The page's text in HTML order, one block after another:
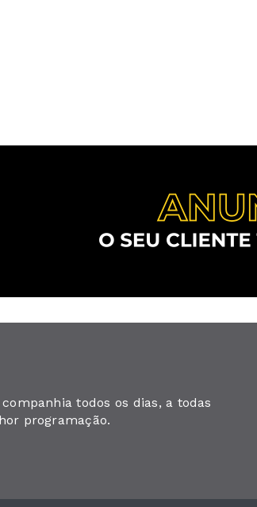
todos os dias, a todas
programação.